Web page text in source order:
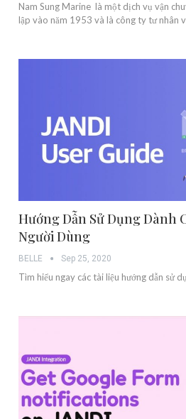
Nam Sung Marine là một dịch vụ vận
lập vào năm 1953 và là công ty tư nhân
Hướng Dẫn Sử Dụng Dành
Người Dùng
BELLE Sep 25, 2020
Tìm hiểu ngay các tài liệu hướng dẫn sử